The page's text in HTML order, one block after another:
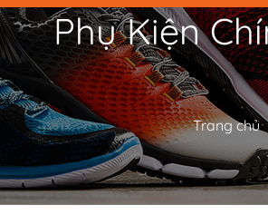
Phụ Kiện
Trang chủ